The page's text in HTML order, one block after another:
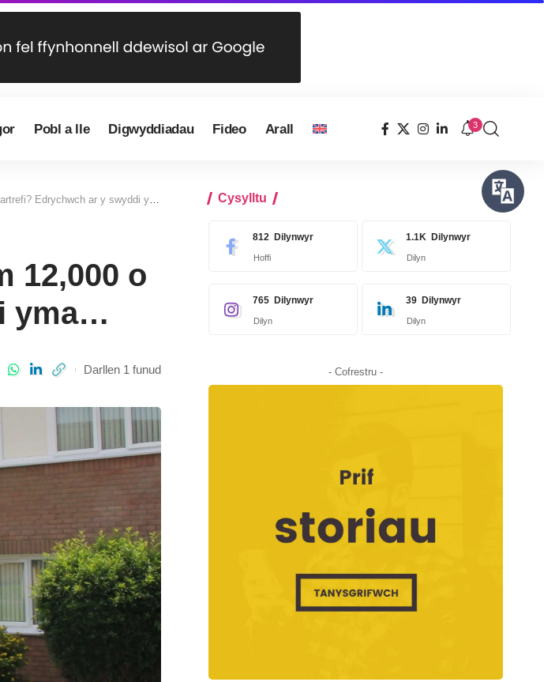
Pobl a lle Digwyddiadau Fideo Arall 3
Edrychwch ar y swyddi yma…
12,000 o
yma…
Darllen 1 funud
Cysylltu
812 Dilynwyr
Hoffi
1.1K Dilynwyr
Dilyn
765 Dilynwyr
Dilyn
39 Dilynwyr
Dilyn
- Cofrestru -